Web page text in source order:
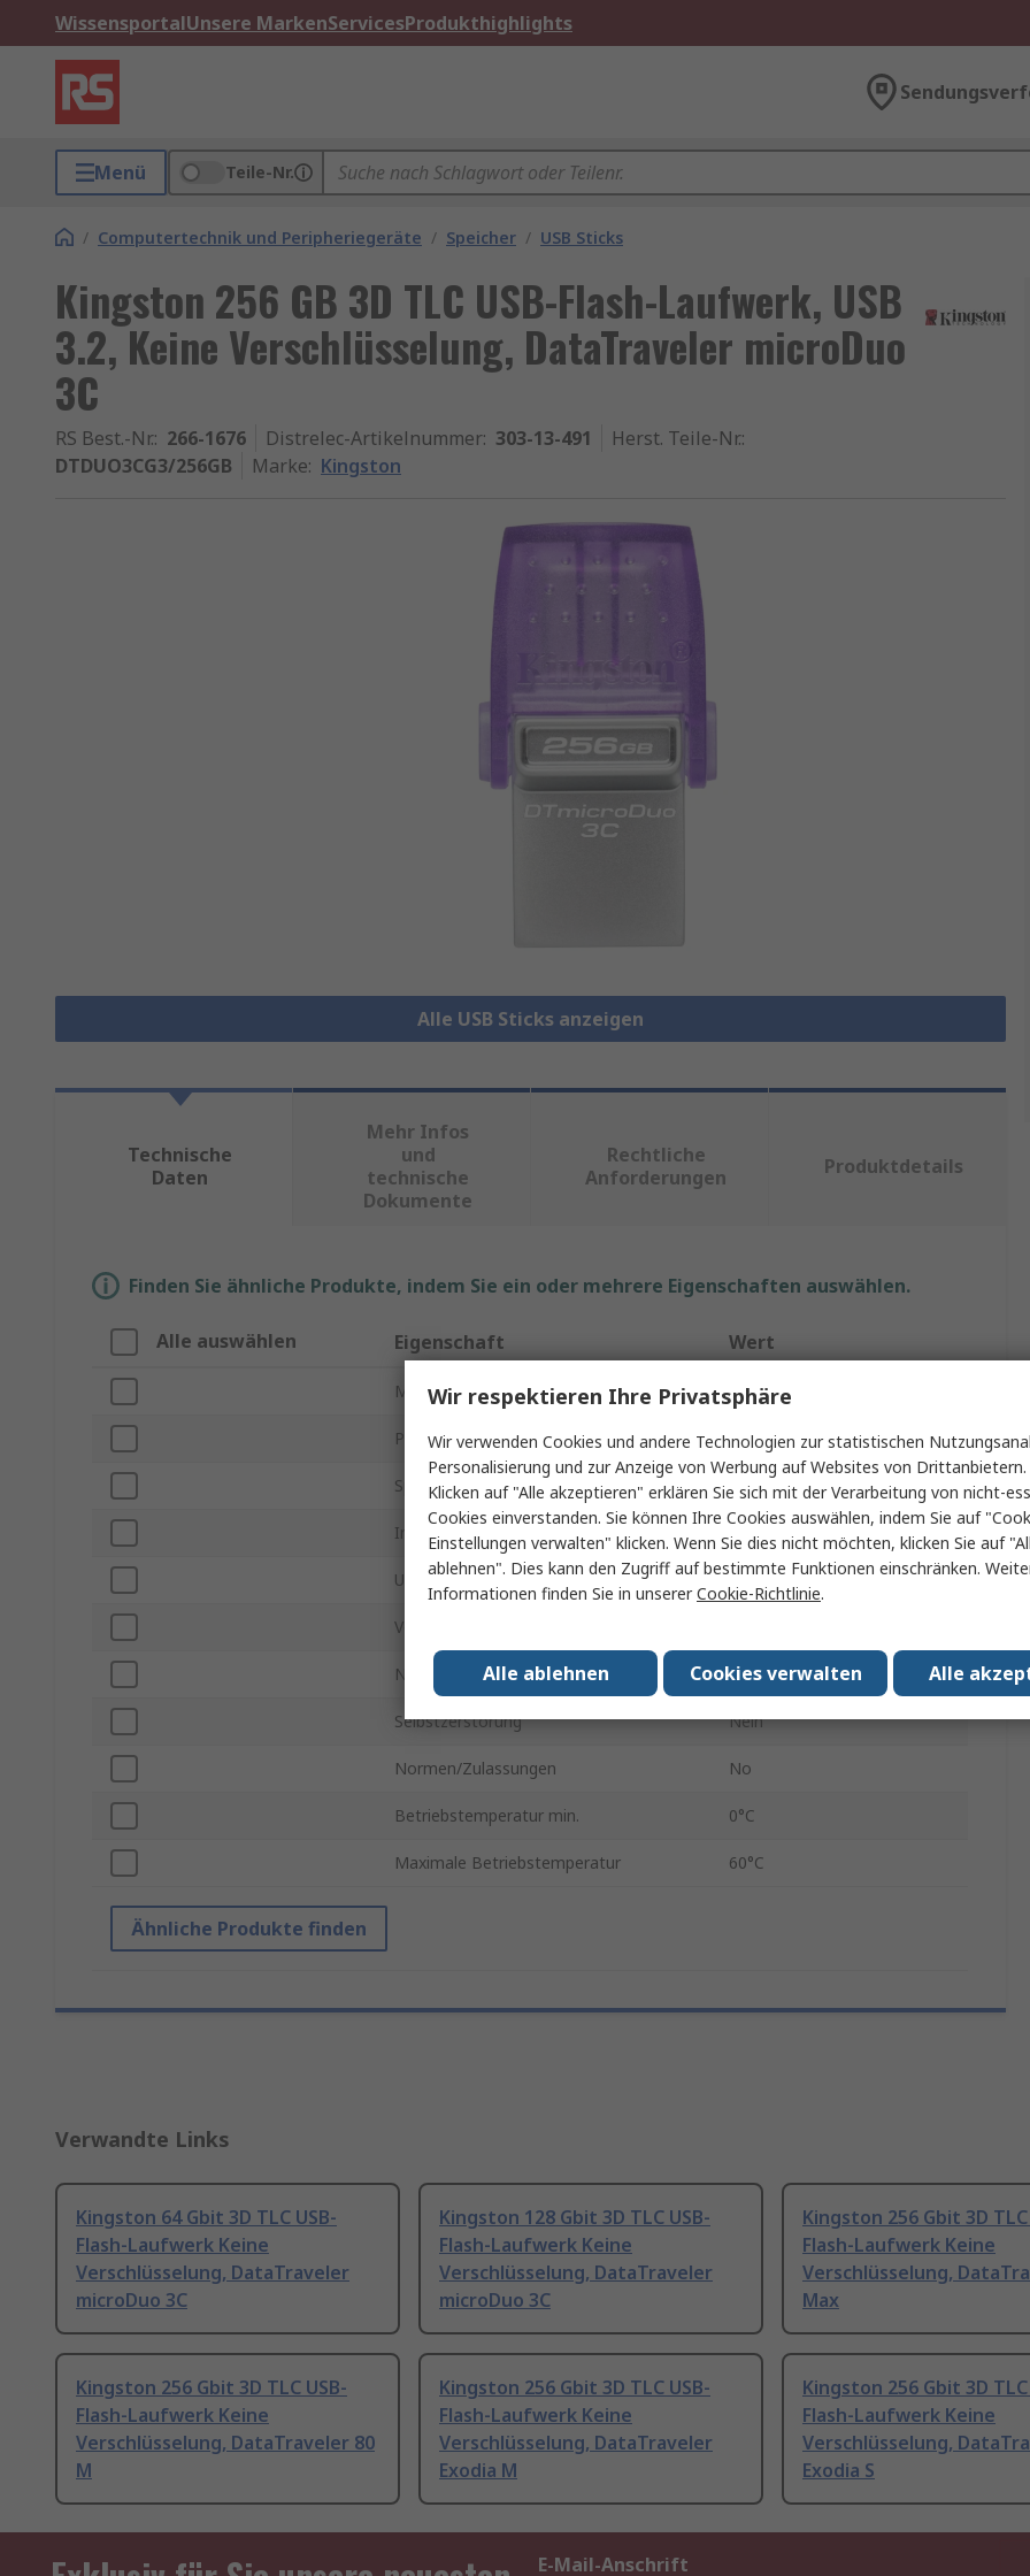
WissensportalUnsere MarkenServicesProdukthighlights
Menü Teile-Nr.
/ Computertechnik und Peripheriegeräte / Speicher / USB Sticks
Kingston 256 GB 3D TLC USB-Flash-Laufwerk, USB
3.2, Keine Verschlüsselung, DataTraveler microDuo
3C
RS Best.-Nr.: 266-1676 Distrelec-Artikelnummer: 303-13-491 Herst. Teile-Nr.:
DTDUO3CG3/256GB
Marke: Kingston
Alle USB Sticks anzeigen
Technische
Daten
Mehr Infos
und
technische
Dokumente
Rechtliche
Anforderungen
Produktdetails
Finden Sie ähnliche Produkte, indem Sie ein oder mehrere Eigenschaften auswählen.
Alle auswählen Eigenschaft Wert
Marke Kingston
Produkt Typ USB-Flash-Laufwerk
Speicher Größe 256GB
Industriequalität Nein
USB Spezifikation USB 3.2
Verschlüsselungsstufe
NAND-Typ 3D TLC
Selbstzerstörung Nein
Normen/Zulassungen No
Betriebstemperatur min. 0°C
Maximale Betriebstemperatur 60°C
Ähnliche Produkte finden
Verwandte Links
Kingston 64 Gbit 3D TLC USB-
Flash-Laufwerk Keine
Verschlüsselung, DataTraveler
microDuo 3C
Kingston 128 Gbit 3D TLC USB-
Flash-Laufwerk Keine
Verschlüsselung, DataTraveler
microDuo 3C
Kingston 256 Gbit 3D TLC
Flash-Laufwerk Keine
Verschlüsselung,
Max
Kingston 256 Gbit 3D TLC USB-
Flash-Laufwerk Keine
Verschlüsselung, DataTraveler 80
M
Kingston 256 Gbit 3D TLC USB-
Flash-Laufwerk Keine
Verschlüsselung, DataTraveler
Exodia M
Kingston 256 Gbit 3D TLC
Flash-Laufwerk Keine
Verschlüsselung,
Exodia S
E-Mail-Anschrift
Wir respektieren Ihre Privatsphäre
Wir verwenden Cookies und andere Technologien zur statistischen
Personalisierung und zur Anzeige von Werbung auf Websites von
Klicken auf "Alle akzeptieren" erklären Sie sich mit der Verarbeitung von nicht-
Cookies einverstanden. Sie können Ihre Cookies auswählen, indem Sie auf
Einstellungen verwalten" klicken. Wenn Sie dies nicht möchten, klicken Sie auf
ablehnen". Dies kann den Zugriff auf bestimmte Funktionen einschränken.
Informationen finden Sie in unsererCookie-Richtlinie.
Alle
Cookies verwalten
Alle ablehnen